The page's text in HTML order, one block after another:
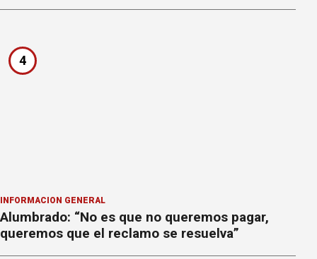
4
INFORMACION GENERAL
Alumbrado: “No es que no queremos pagar,
queremos que el reclamo se resuelva”